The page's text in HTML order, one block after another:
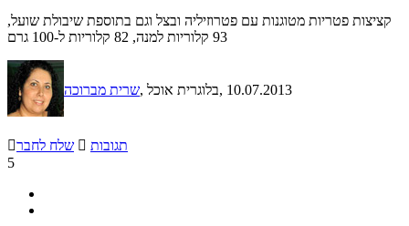
קציצות פטריות מטוגנות עם פטרוזיליה ובצל וגם בתוספת שיבולת שועל,
93 קלוריות למנה, 82 קלוריות ל-100 גרם
שרית מברוכה , בלוגרית אוכל, 10.07.2013
שלח לחבר  תגובות
5